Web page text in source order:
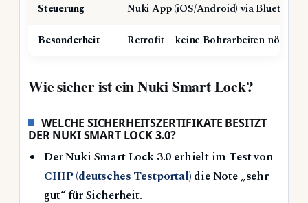
Steuerung
Nuki App (iOS/Android) via Bluetooth
Besonderheit
Retrofit – keine Bohrarbeiten nötig
Wie sicher ist ein Nuki Smart Lock?
WELCHE SICHERHEITSZERTIFIKATE BESITZT
DER NUKI SMART LOCK 3.0?
Der Nuki Smart Lock 3.0 erhielt im Test von
CHIP (deutsches Testportal) die Note „sehr
gut“ für Sicherheit.